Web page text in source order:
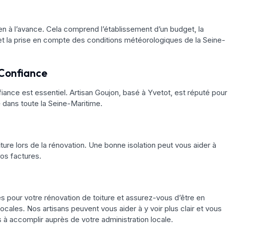
l’avance. Cela comprend l’établissement d’un budget, la
la prise en compte des conditions météorologiques de la Seine-
est essentiel. Artisan Goujon, basé à Yvetot, est réputé pour
toute la Seine-Maritime.
lors de la rénovation. Une bonne isolation peut vous aider à
factures.
pour votre rénovation de toiture et assurez-vous d’être en
Nos artisans peuvent vous aider à y voir plus clair et vous
accomplir auprès de votre administration locale.